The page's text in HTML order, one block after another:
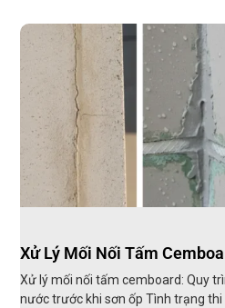
Xử Lý Mối Nối Tấm
Xử lý mối nối tấm cemboard: Quy
nước trước khi sơn ốp Tình trạng thi